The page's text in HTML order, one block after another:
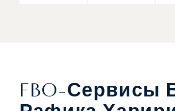
FBO-Сервисы